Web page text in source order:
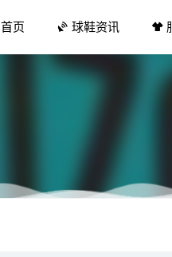
首页 球鞋资讯